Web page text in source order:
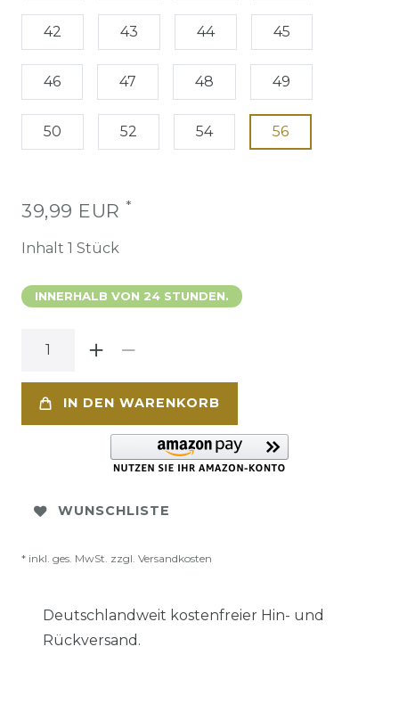
42 43 44 45
46 47 48 49
50 52 54 56
39,99 EUR *
Inhalt 1 Stück
INNERHALB VON 24 STUNDEN.
IN DEN WARENKORB
WUNSCHLISTE
* inkl. ges. MwSt. zzgl. Versandkosten
Deutschlandweit kostenfreier Hin- und
Rückversand.